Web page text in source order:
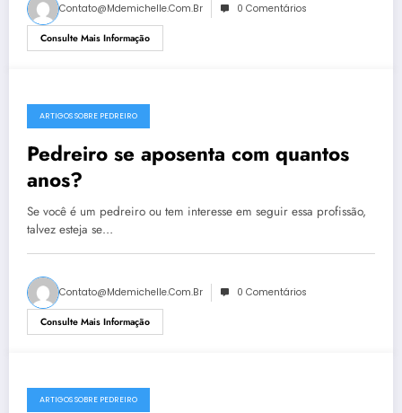
Contato@mdemichelle.com.br 0 Comentários
Consulte Mais Informação
ARTIGOS SOBRE PEDREIRO
Pedreiro se aposenta com quantos
anos?
Se você é um pedreiro ou tem interesse em seguir essa profissão,
talvez esteja se…
Contato@mdemichelle.com.br 0 Comentários
Consulte Mais Informação
ARTIGOS SOBRE PEDREIRO